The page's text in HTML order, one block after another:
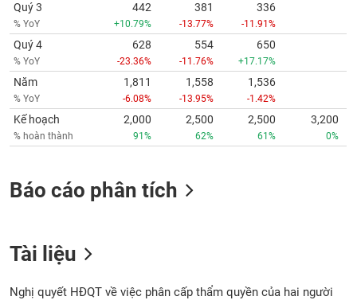
Quý 3
% YoY
442
+10.79%
381
-13.77%
336
-11.91%
Quý 4
% YoY
628
-23.36%
554
-11.76%
650
+17.17%
Năm
% YoY
1,811
-6.08%
1,558
-13.95%
1,536
-1.42%
Kế hoạch
% hoàn thành
2,000
91%
2,500
62%
2,500
61%
3,200
0%
Báo cáo phân tích
Tài liệu
Nghị quyết HĐQT về việc phân cấp thẩm quyền của hai người